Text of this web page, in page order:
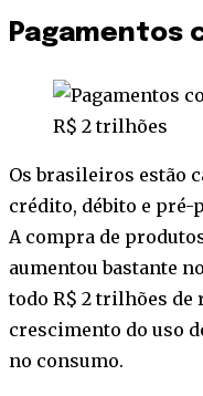
Pagamentos
Os brasileiros estão
crédito, débito e pré-
A compra de
aumentou bastante
todo R$ 2 trilhões de
crescimento do uso
no consumo.